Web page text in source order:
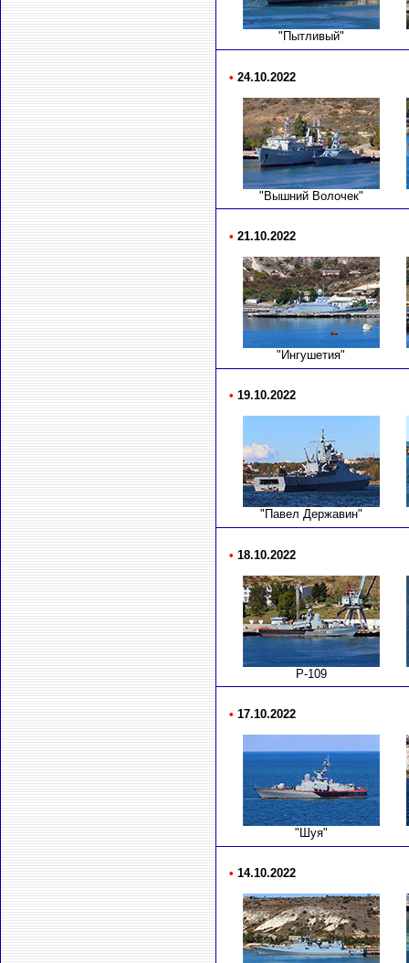
"Пытливый"
• 24.10.2022
"Вышний Волочек"
• 21.10.2022
"Ингушетия"
• 19.10.2022
"Павел Державин"
• 18.10.2022
Р-109
• 17.10.2022
"Шуя"
• 14.10.2022